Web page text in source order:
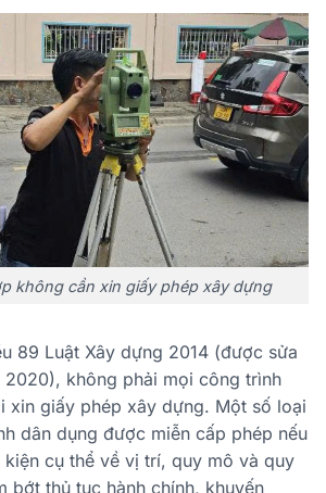
không cần xin giấy phép xây dựng
89 Luật Xây dựng 2014 (được sửa
không phải mọi công trình
xin giấy phép xây dựng. Một số loại
dân dụng được miễn cấp phép nếu
cụ thể về vị trí, quy mô và quy
bớt thủ tục hành chính, khuyến